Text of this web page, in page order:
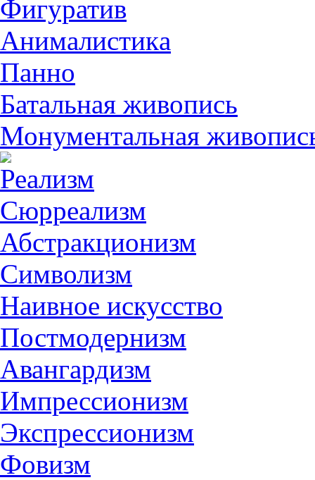
Фигуратив
Анималистикa
Панно
Батальная живопись
Монументальная
Реализм
Сюрреализм
Абстракционизм
Символизм
Наивное искусство
Постмодернизм
Авангардизм
Импрессионизм
Экспрессионизм
Фовизм